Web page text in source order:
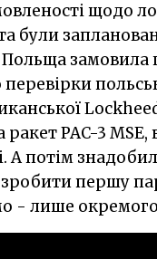
щодо
були
Польща замовила
перевірки
PAC-3 MSE,
А потім
першу
- лише